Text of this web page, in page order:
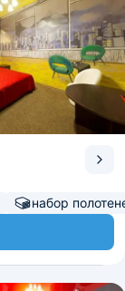
набор